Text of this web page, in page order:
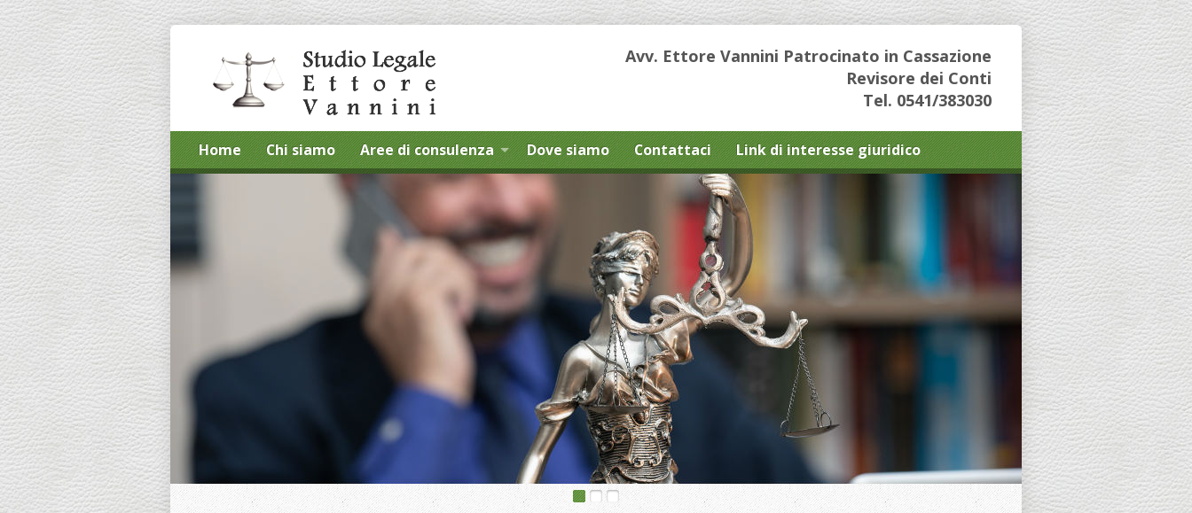
Avv. Ettore Vannini Patrocinato in Cassazione
Revisore dei Conti
Tel. 0541/383030
Home Chi siamo Aree di consulenza Dove siamo Contattaci Link di interesse giuridico